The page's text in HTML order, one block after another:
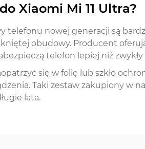
Xiaomi Mi 11 Ultra?
telefonu nowej generacji są
obudowy. Producent
telefon lepiej niż zwykły
się w folię lub szkło
Taki zestaw zakupiony w
lata.